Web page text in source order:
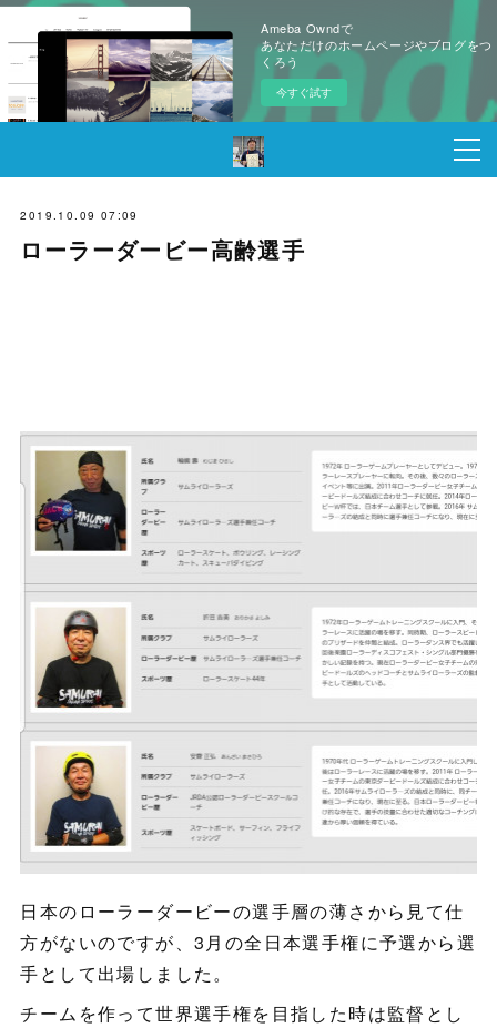
Ameba Owndで
あなただけのホームページやブログをつ
くろう
今すぐ試す
2019.10.09 07:09
ローラーダービー高齢選手
日本のローラーダービーの選手層の薄さから見て仕
方がないのですが、3月の全日本選手権に予選から選
手として出場しました。
チームを作って世界選手権を目指した時は監督とし